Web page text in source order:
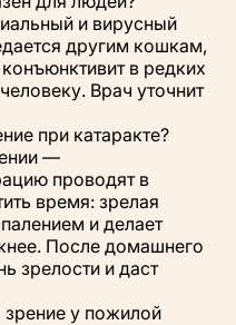
и вирусный
другим кошкам,
в редких
Врач уточнит
при катаракте?
—
проводят в
время: зрелая
и делает
После домашнего
зрелости и даст
зрение у пожилой